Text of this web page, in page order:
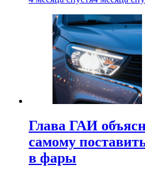
Глава ГАИ
самому
в фары